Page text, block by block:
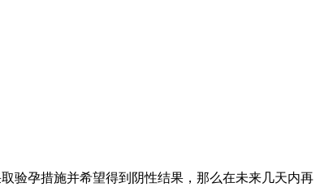
验孕措施并希望得到阴性结果，那么在未来几天内再